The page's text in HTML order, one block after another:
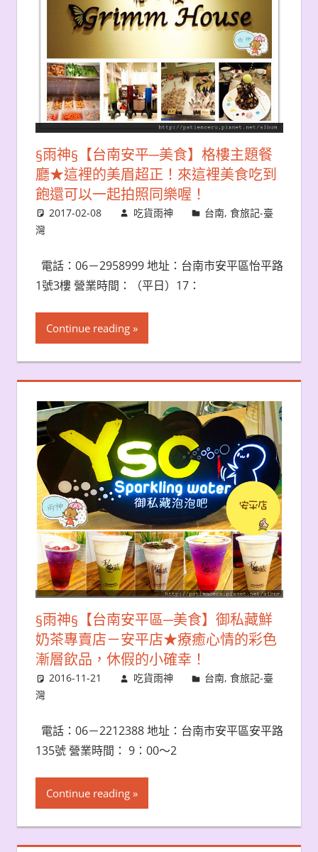
§雨神§【台南安平─美食】格樓主題餐
廳★這裡的美眉超正！來這裡美食吃到
飽還可以一起拍照同樂喔！
2017-02-08 吃貨雨神 台南,食旅記-臺
灣
電話：06－2958999 地址：台南市安平區怡平路
1號3樓 營業時間：（平日）17：
Continue reading
§雨神§【台南安平區─美食】御私藏鮮
奶茶專賣店－安平店★療癒心情的彩色
漸層飲品，休假的小確幸！
2016-11-21 吃貨雨神 台南,食旅記-臺
灣
電話：06－2212388 地址：台南市安平區安平路
135號 營業時間： 9：00～2
Continue reading